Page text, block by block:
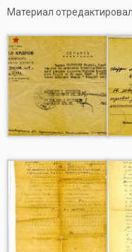
Материал